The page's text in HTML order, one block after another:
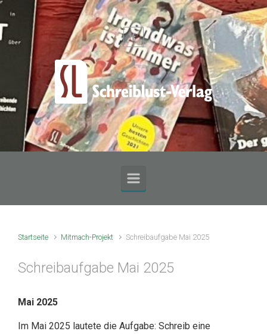
Zum Hauptinhalt springen
Startseite Mitmach-Projekt Schreibaufgabe Mai 2025
Schreibaufgabe Mai 2025
Mai 2025
Im Mai 2025 lautete die Aufgabe: Schreib eine